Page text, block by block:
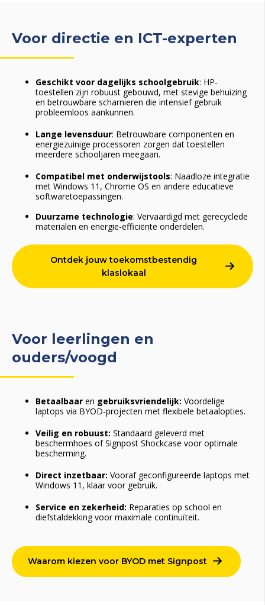
Voor directie en ICT-experten
Geschikt voor dagelijks schoolgebruik: HP-
toestellen zijn robuust gebouwd, met stevige behuizing
en betrouwbare scharnieren die intensief gebruik
probleemloos aankunnen.
Lange levensduur: Betrouwbare componenten en
energiezuinige processoren zorgen dat toestellen
meerdere schooljaren meegaan.
Compatibel met onderwijstools: Naadloze integratie
met Windows 11, Chrome OS en andere educatieve
softwaretoepassingen.
Duurzame technologie: Vervaardigd met gerecyclede
materialen en energie-efficiënte onderdelen.
Ontdek jouw toekomstbestendig
klaslokaal
Voor leerlingen en
ouders/voogd
Betaalbaar en gebruiksvriendelijk: Voordelige
laptops via BYOD-projecten met flexibele betaalopties.
Veilig en robuust: Standaard geleverd met
beschermhoes of Signpost Shockcase voor optimale
bescherming.
Direct inzetbaar: Vooraf geconfigureerde laptops met
Windows 11, klaar voor gebruik.
Service en zekerheid: Reparaties op school en
diefstaldekking voor maximale continuïteit.
Waarom kiezen voor BYOD met Signpost